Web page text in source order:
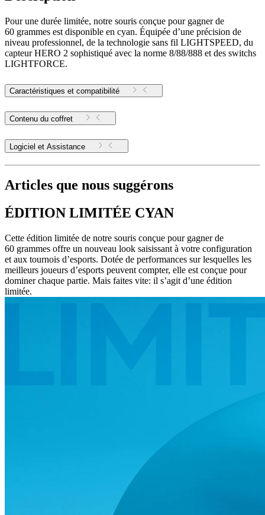
Pour une durée limitée, notre souris conçue pour gagner de
60 grammes est disponible en cyan. Équipée d’une précision de
niveau professionnel, de la technologie sans fil LIGHTSPEED, du
capteur HERO 2 sophistiqué avec la norme 8/88/888 et des switchs
LIGHTFORCE.
Caractéristiques et compatibilité
Contenu du coffret
Logiciel et Assistance
Articles que nous suggérons
ÉDITION LIMITÉE CYAN
Cette édition limitée de notre souris conçue pour gagner de
60 grammes offre un nouveau look saisissant à votre configuration
et aux tournois d’esports. Dotée de performances sur lesquelles les
meilleurs joueurs d’esports peuvent compter, elle est conçue pour
dominer chaque partie. Mais faites vite: il s’agit d’une édition
limitée.